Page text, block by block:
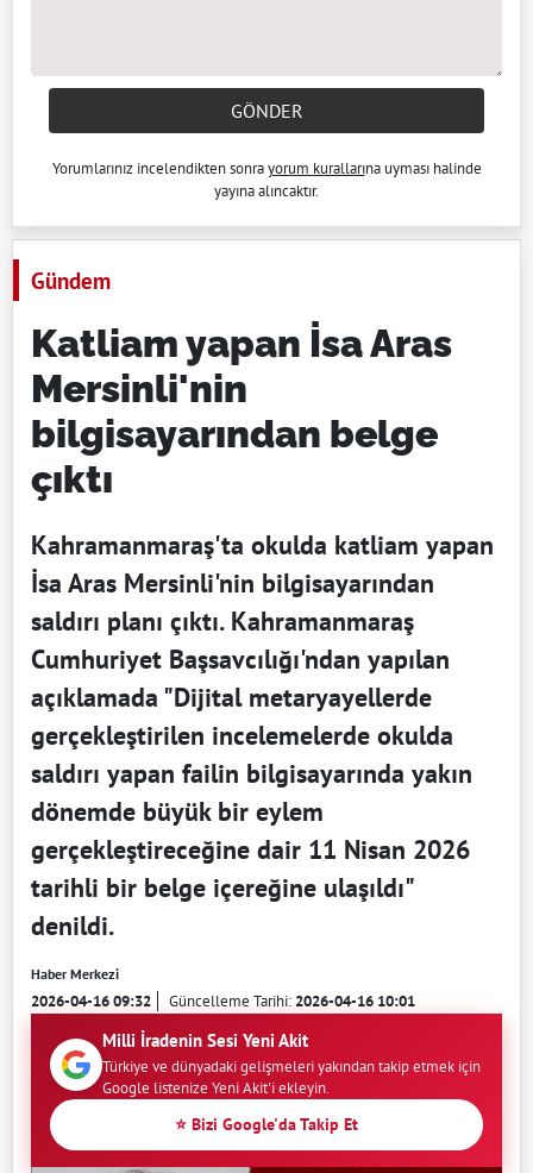
GÖNDER
Yorumlarınız incelendikten sonrayorum kurallarına uyması halinde
yayına alıncaktır.
Gündem
Katliam yapan İsa Aras
Mersinli'nin
bilgisayarından belge
çıktı
Kahramanmaraş'ta okulda katliam yapan
İsa Aras Mersinli'nin bilgisayarından
saldırı planı çıktı. Kahramanmaraş
Cumhuriyet Başsavcılığı'ndan yapılan
açıklamada "Dijital metaryayellerde
gerçekleştirilen incelemelerde okulda
saldırı yapan failin bilgisayarında yakın
dönemde büyük bir eylem
gerçekleştireceğine dair 11 Nisan 2026
tarihli bir belge içereğine ulaşıldı"
denildi.
Haber Merkezi
2026-04-16 09:32 Güncelleme Tarihi:2026-04-16 10:01
Milli İradenin Sesi Yeni Akit
Türkiye ve dünyadaki gelişmeleri yakından takip etmek için
Google listenize Yeni Akit'i ekleyin.
⭐ Bizi Google'da Takip Et